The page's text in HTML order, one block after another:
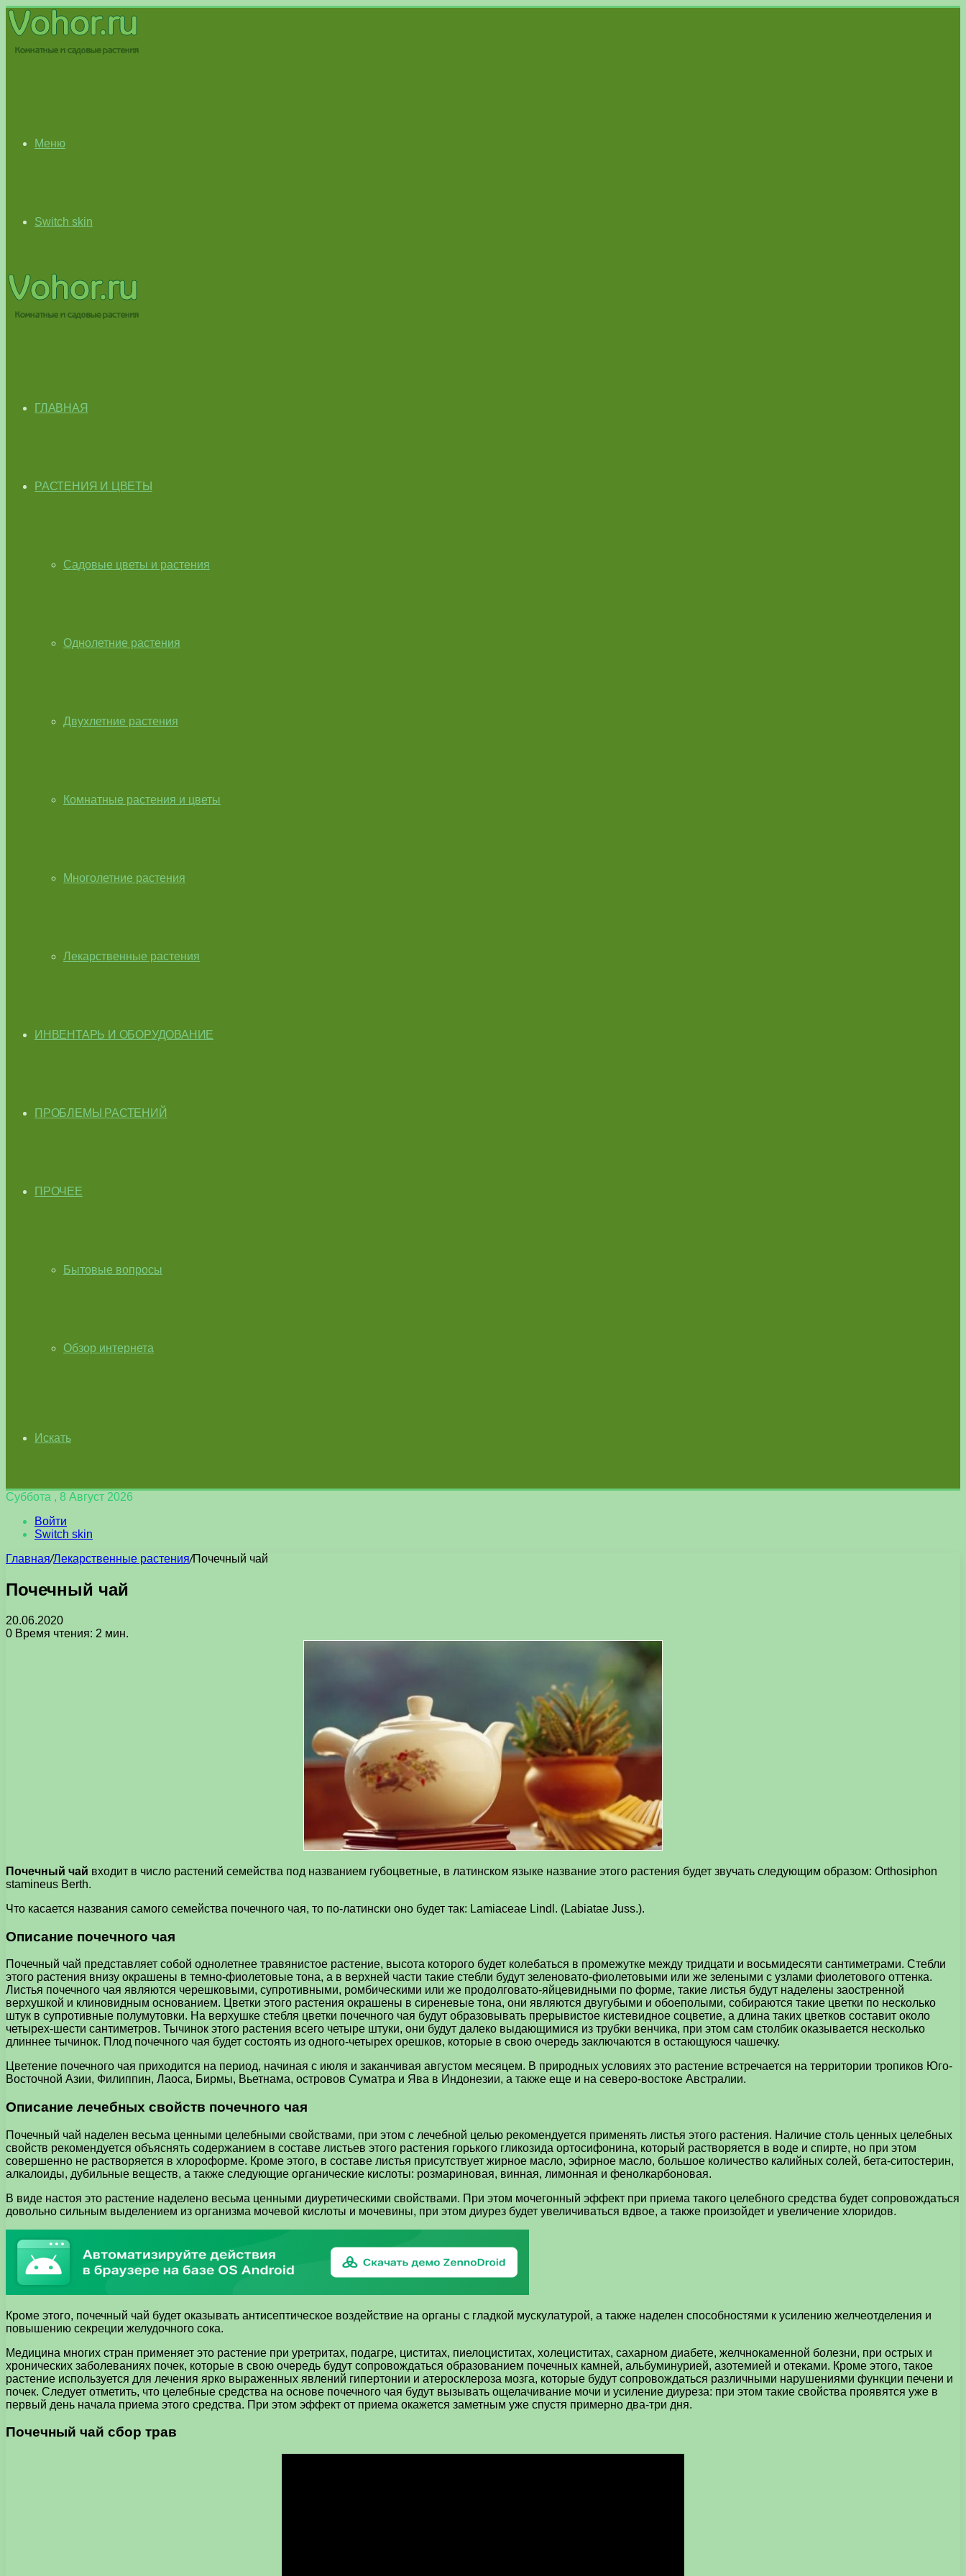
Меню
Switch skin
ГЛАВНАЯ
РАСТЕНИЯ И ЦВЕТЫ
Садовые цветы и растения
Однолетние растения
Двухлетние растения
Комнатные растения и цветы
Многолетние растения
Лекарственные растения
ИНВЕНТАРЬ И ОБОРУДОВАНИЕ
ПРОБЛЕМЫ РАСТЕНИЙ
ПРОЧЕЕ
Бытовые вопросы
Обзор интернета
Искать
Суббота , 8 Август 2026
Войти
Switch skin
Главная/Лекарственные растения/Почечный чай
Почечный чай
20.06.2020
0 Время чтения: 2 мин.
Почечный чай входит в число растений семейства под названием губоцветные, в латинском языке название этого растения будет звучать следующим образом: Orthosiphon
stamineus Berth.
Что касается названия самого семейства почечного чая, то по-латински оно будет так: Lamiaceae Lindl. (Labiatae Juss.).
Описание почечного чая
Почечный чай представляет собой однолетнее травянистое растение, высота которого будет колебаться в промежутке между тридцати и восьмидесяти сантиметрами. Стебли
этого растения внизу окрашены в темно-фиолетовые тона, а в верхней части такие стебли будут зеленовато-фиолетовыми или же зелеными с узлами фиолетового оттенка.
Листья почечного чая являются черешковыми, супротивными, ромбическими или же продолговато-яйцевидными по форме, такие листья будут наделены заостренной
верхушкой и клиновидным основанием. Цветки этого растения окрашены в сиреневые тона, они являются двугубыми и обоеполыми, собираются такие цветки по несколько
штук в супротивные полумутовки. На верхушке стебля цветки почечного чая будут образовывать прерывистое кистевидное соцветие, а длина таких цветков составит около
четырех-шести сантиметров. Тычинок этого растения всего четыре штуки, они будут далеко выдающимися из трубки венчика, при этом сам столбик оказывается несколько
длиннее тычинок. Плод почечного чая будет состоять из одного-четырех орешков, которые в свою очередь заключаются в остающуюся чашечку.
Цветение почечного чая приходится на период, начиная с июля и заканчивая августом месяцем. В природных условиях это растение встречается на территории тропиков Юго-
Восточной Азии, Филиппин, Лаоса, Бирмы, Вьетнама, островов Суматра и Ява в Индонезии, а также еще и на северо-востоке Австралии.
Описание лечебных свойств почечного чая
Почечный чай наделен весьма ценными целебными свойствами, при этом с лечебной целью рекомендуется применять листья этого растения. Наличие столь ценных целебных
свойств рекомендуется объяснять содержанием в составе листьев этого растения горького гликозида ортосифонина, который растворяется в воде и спирте, но при этом
совершенно не растворяется в хлороформе. Кроме этого, в составе листья присутствует жирное масло, эфирное масло, большое количество калийных солей, бета-ситостерин,
алкалоиды, дубильные веществ, а также следующие органические кислоты: розмариновая, винная, лимонная и фенолкарбоновая.
В виде настоя это растение наделено весьма ценными диуретическими свойствами. При этом мочегонный эффект при приема такого целебного средства будет сопровождаться
довольно сильным выделением из организма мочевой кислоты и мочевины, при этом диурез будет увеличиваться вдвое, а также произойдет и увеличение хлоридов.
Кроме этого, почечный чай будет оказывать антисептическое воздействие на органы с гладкой мускулатурой, а также наделен способностями к усилению желчеотделения и
повышению секреции желудочного сока.
Медицина многих стран применяет это растение при уретритах, подагре, циститах, пиелоциститах, холециститах, сахарном диабете, желчнокаменной болезни, при острых и
хронических заболеваниях почек, которые в свою очередь будут сопровождаться образованием почечных камней, альбуминурией, азотемией и отеками. Кроме этого, такое
растение используется для лечения ярко выраженных явлений гипертонии и атеросклероза мозга, которые будут сопровождаться различными нарушениями функции печени и
почек. Следует отметить, что целебные средства на основе почечного чая будут вызывать ощелачивание мочи и усиление диуреза: при этом такие свойства проявятся уже в
первый день начала приема этого средства. При этом эффект от приема окажется заметным уже спустя примерно два-три дня.
Почечный чай сбор трав